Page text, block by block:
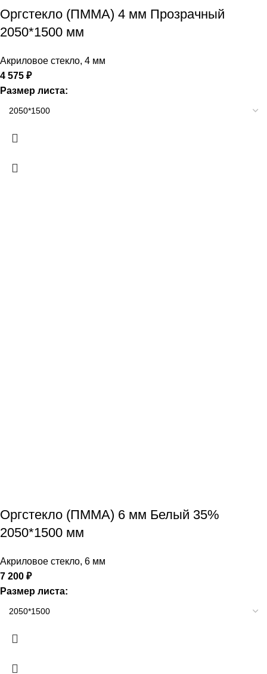
Оргстекло (ПММА) 4 мм Прозрачный
2050*1500 мм
Акриловое стекло, 4 мм
4 575 ₽
Размер листа:
Оргстекло (ПММА) 6 мм Белый 35%
2050*1500 мм
Акриловое стекло, 6 мм
7 200 ₽
Размер листа: